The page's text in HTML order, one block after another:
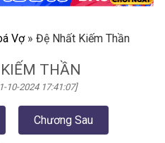
Vợ» Đệ Nhất Kiếm Thần
THẦN
10-2024 17:41:07]
Chương Sau